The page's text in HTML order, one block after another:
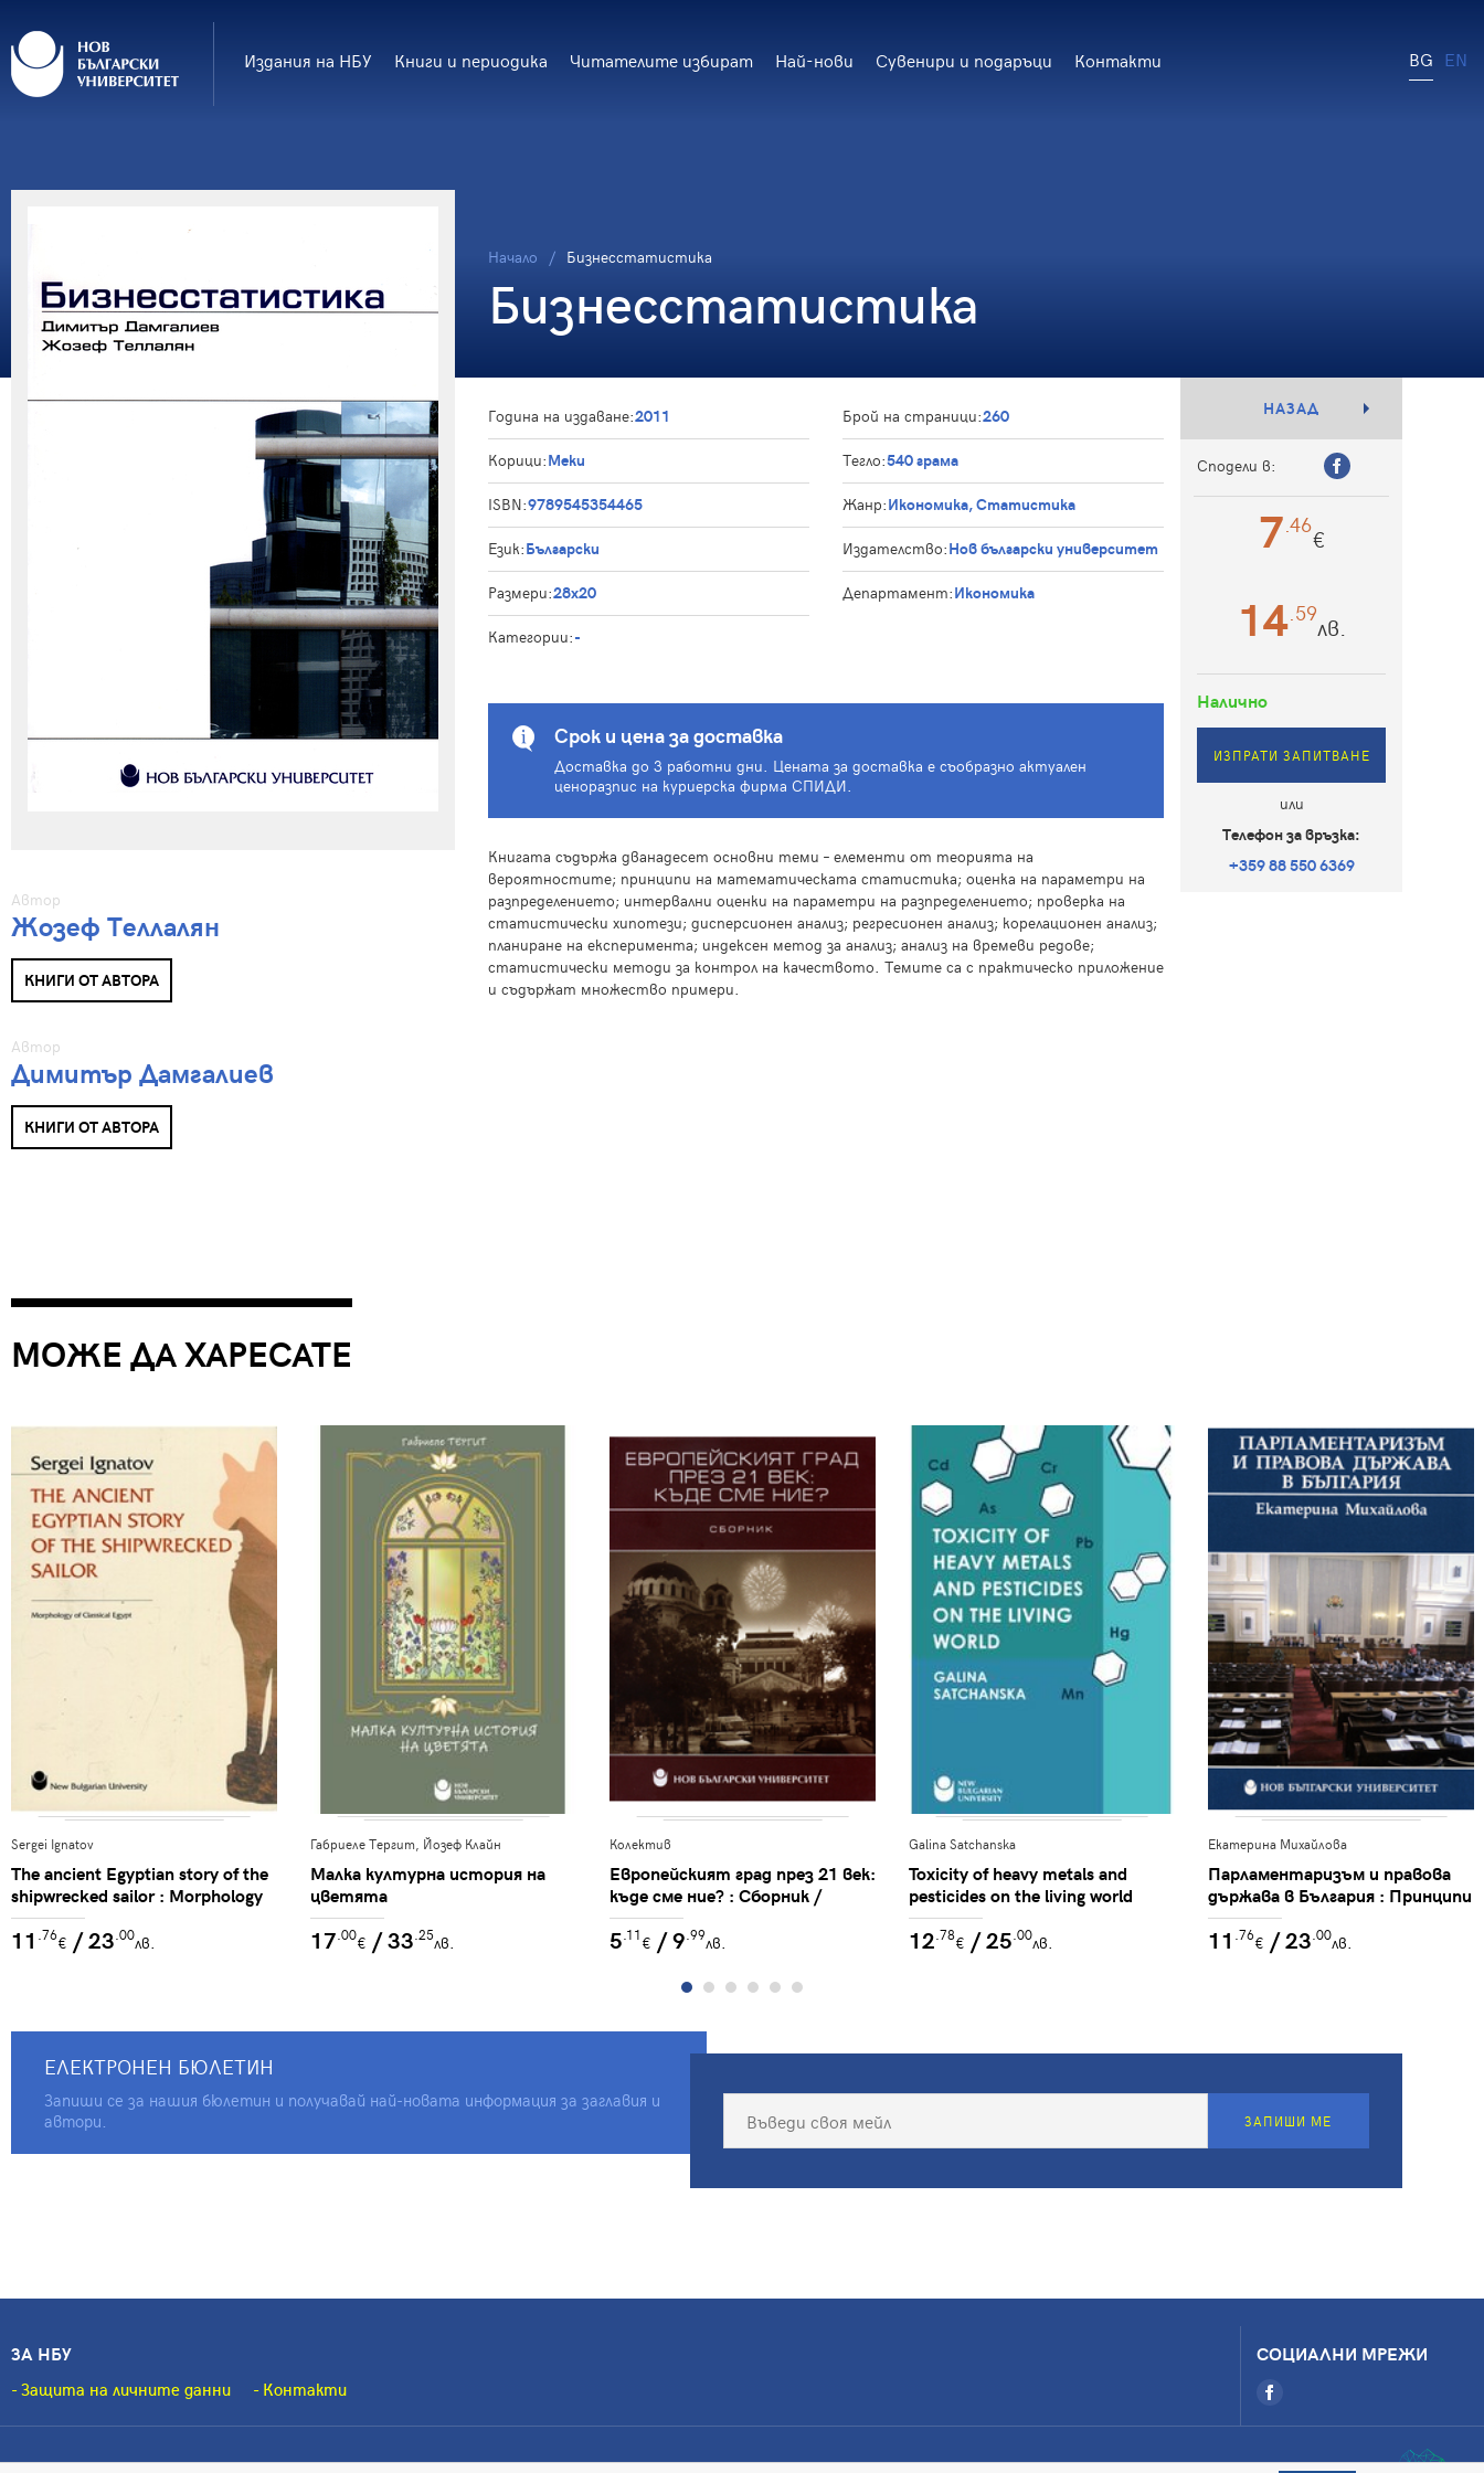
Издания на НБУ Книги и периодика Читателите избират Най-нови Сувенири и подаръци Контакти BG EN
Начало Бизнесстатистика
Бизнесстатистика
Автор
Жозеф Теллалян
КНИГИ ОТ АВТОРА
Автор
Димитър Дамгалиев
КНИГИ ОТ АВТОРА
Година на издаване:2011 Брой на страници:260
Корици:Меки Тегло:540 грама
ISBN:9789545354465 Жанр:Икономика, Статистика
Език:Български Издателство:Нов български университет
Размери:28x20 Департамент:Икономика
Категории:-
Срок и цена за доставка
Доставка до 3 работни дни. Цената за доставка е съобразно актуален
ценоразпис на куриерска фирма СПИДИ.
Книгата съдържа дванадесет основни теми – елементи от теорията на
вероятностите; принципи на математическата статистика; оценка на параметри на
разпределението; интервални оценки на параметри на разпределението; проверка на
статистически хипотези; дисперсионен анализ; регресионен анализ; корелационен анализ;
планиране на експеримента; индексен метод за анализ; анализ на времеви редове;
статистически методи за контрол на качеството. Темите са с практическо приложение
и съдържат множество примери.
НАЗАД
Сподели в:
7 .46€
14 .59лв.
Налично
ИЗПРАТИ ЗАПИТВАНЕ
или
Телефон за връзка:
+359 88 550 6369
МОЖЕ ДА ХАРЕСАТЕ
Sergei Ignatov
The ancient Egyptian story of the
shipwrecked sailor : Morphology
of Classical Egypt
11 .76€ / 23.00лв.
Габриеле Тергит, Йозеф Клайн
Малка културна история на
цветята
17.00€ / 33.25лв.
Колектив
Европейският град през 21 век:
къде сме ние? : Сборник /
Състав. Лилия Колова
5.11€ / 9.99лв.
Galina Satchanska
Toxicity of heavy metals and
pesticides on the living world
12.78€ / 25.00лв.
Екатерина Михайлова
Парламентаризъм и правова
държава в България : Принципи
и практики
11 .76€ / 23.00лв.
ЕЛЕКТРОНЕН БЮЛЕТИН
Запиши се за нашия бюлетин и получавай най-новата информация за заглавия и
автори.
ЗАПИШИ МЕ
ЗА НБУ
Защита на личните данни Контакти
СОЦИАЛНИ МРЕЖИ
Magic by